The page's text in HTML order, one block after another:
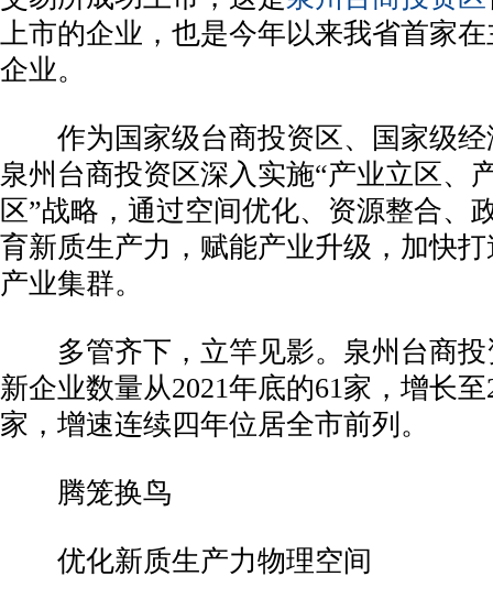
上市的企业，也是今年以来我省首家
企业。
作为国家级台商投资区、国家级经
泉州台商投资区深入实施“产业立区、
区”战略，通过空间优化、资源整合、
育新质生产力，赋能产业升级，加快打
产业集群。
多管齐下，立竿见影。泉州台商投
新企业数量从2021年底的61家，增长至
家，增速连续四年位居全市前列。
腾笼换鸟
优化新质生产力物理空间